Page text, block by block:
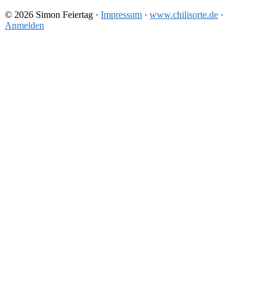
© 2026 Simon Feiertag · Impressum · www.chilisorte.de ·
Anmelden